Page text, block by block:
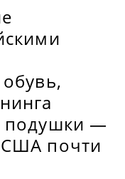
подушки —
почти